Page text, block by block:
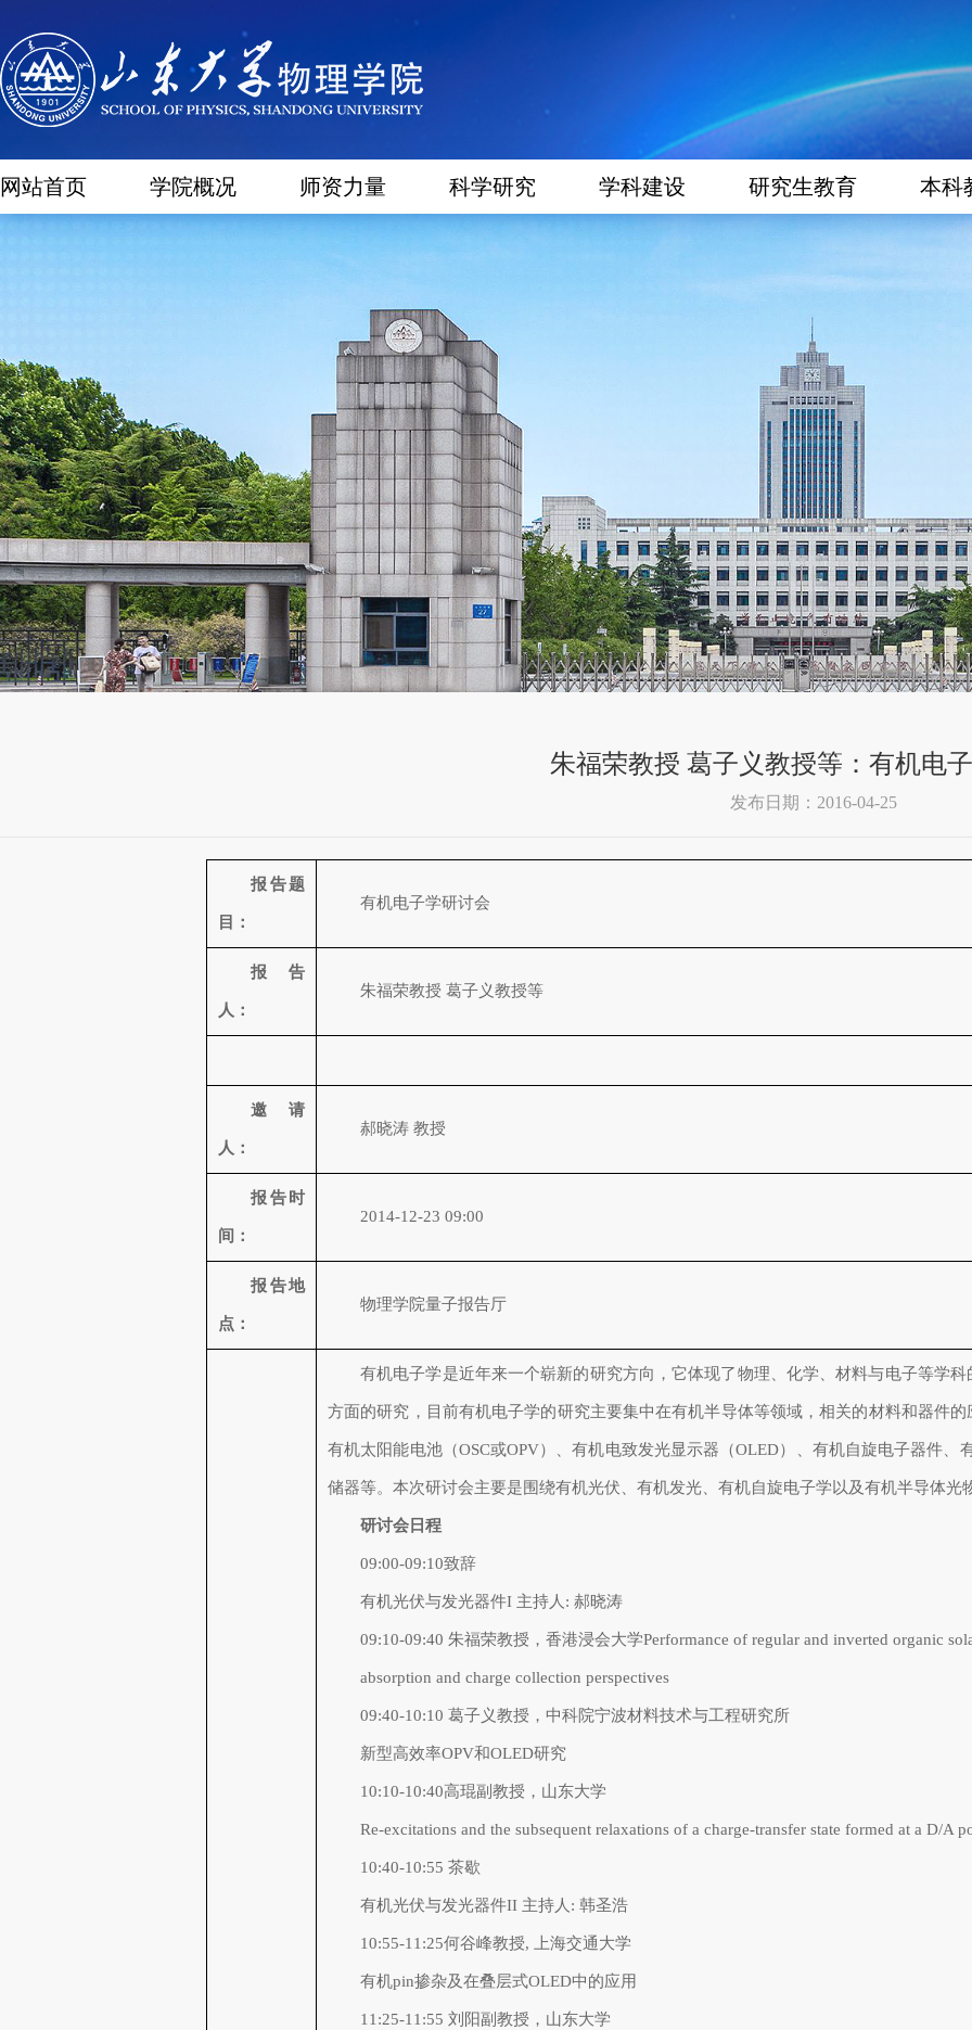
网站首页 学院概况 师资力量 科学研究 学科建设 研究生教育 本科
朱福荣教授 葛子义教授等：有机电
发布日期：2016-04-25
报告题
目：
有机电子学研讨会
报告
人：
朱福荣教授 葛子义教授等
邀请
人：
郝晓涛 教授
报告时
间：
2014-12-23 09:00
报告地
点：
物理学院量子报告厅
有机电子学是近年来一个崭新的研究方向，它体现了物理、化学、材料与电子等学
方面的研究，目前有机电子学的研究主要集中在有机半导体等领域，相关的材料和器件
有机太阳能电池（OSC或OPV）、有机电致发光显示器（OLED）、有机自旋电子器件
储器等。本次研讨会主要是围绕有机光伏、有机发光、有机自旋电子学以及有机半导体光
研讨会日程
09:00-09:10致辞
有机光伏与发光器件I 主持人: 郝晓涛
09:10-09:40 朱福荣教授，香港浸会大学Performance of regular and inverted organic
absorption and charge collection perspectives
09:40-10:10 葛子义教授，中科院宁波材料技术与工程研究所
新型高效率OPV和OLED研究
10:10-10:40高琨副教授，山东大学
Re-excitations and the subsequent relaxations of a charge-transfer state formed at a D/A
10:40-10:55 茶歇
有机光伏与发光器件II 主持人: 韩圣浩
10:55-11:25何谷峰教授, 上海交通大学
有机pin掺杂及在叠层式OLED中的应用
11:25-11:55 刘阳副教授，山东大学